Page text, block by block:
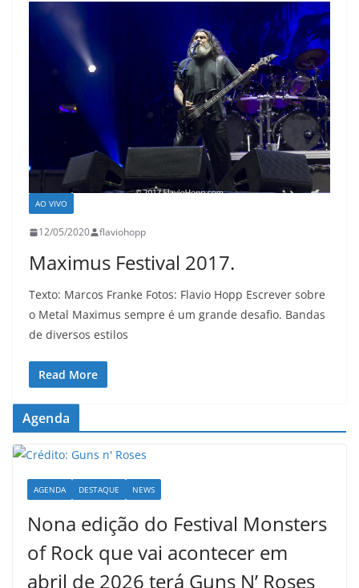
AO VIVO
12/05/2020 flaviohopp
Maximus Festival 2017.
Texto: Marcos Franke Fotos: Flavio Hopp Escrever sobre
o Metal Maximus sempre é um grande desafio. Bandas
de diversos estilos
Read More
Agenda
AGENDA DESTAQUE NEWS
Nona edição do Festival Monsters
of Rock que vai acontecer em
abril de 2026 terá Guns N’ Roses